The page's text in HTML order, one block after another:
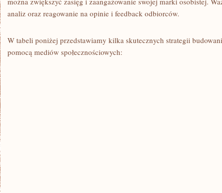
analiz oraz reagowanie na opinie i feedback‌ odbiorców.
W tabeli poniżej⁤ przedstawiamy kilka skutecznych strategii​
pomocą mediów społecznościowych: